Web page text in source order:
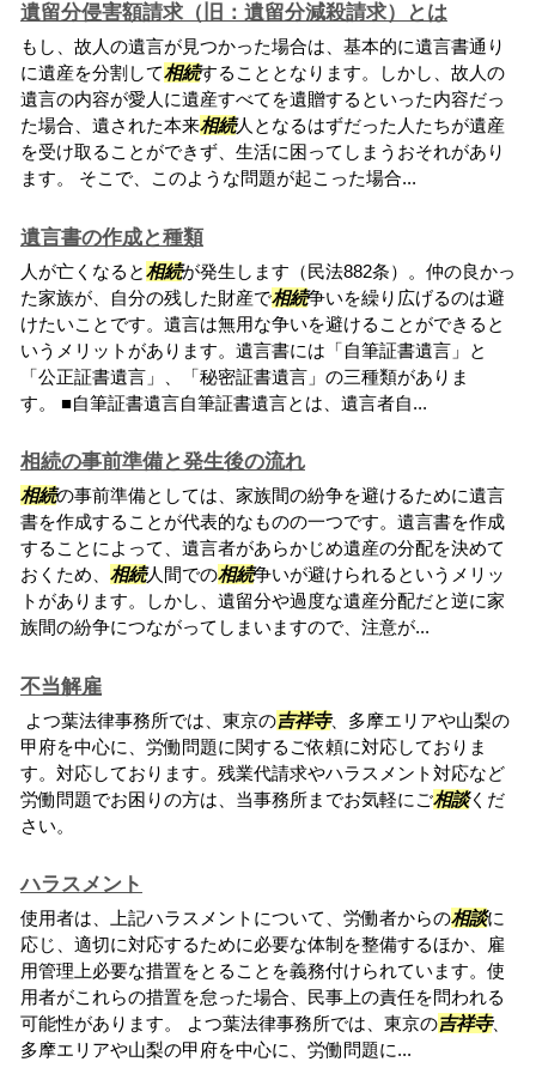
遺留分侵害額請求（旧：遺留分減殺請求）とは
もし、故人の遺言が見つかった場合は、基本的に遺言書通り
に遺産を分割して相続することとなります。しかし、故人の
遺言の内容が愛人に遺産すべてを遺贈するといった内容だっ
た場合、遺された本来相続人となるはずだった人たちが遺産
を受け取ることができず、生活に困ってしまうおそれがあり
ます。 そこで、このような問題が起こった場合...
遺言書の作成と種類
人が亡くなると相続が発生します（民法882条）。仲の良かっ
た家族が、自分の残した財産で相続争いを繰り広げるのは避
けたいことです。遺言は無用な争いを避けることができると
いうメリットがあります。遺言書には「自筆証書遺言」と
「公正証書遺言」、「秘密証書遺言」の三種類がありま
す。 ■自筆証書遺言自筆証書遺言とは、遺言者自...
相続の事前準備と発生後の流れ
相続の事前準備としては、家族間の紛争を避けるために遺言
書を作成することが代表的なものの一つです。遺言書を作成
することによって、遺言者があらかじめ遺産の分配を決めて
おくため、 相続人間での相続争いが避けられるというメリッ
トがあります。しかし、遺留分や過度な遺産分配だと逆に家
族間の紛争につながってしまいますので、注意が...
不当解雇
よつ葉法律事務所では、東京の吉祥寺、多摩エリアや山梨の
甲府を中心に、労働問題に関するご依頼に対応しておりま
す。対応しております。残業代請求やハラスメント対応など
労働問題でお困りの方は、当事務所までお気軽にご相談くだ
さい。
ハラスメント
使用者は、上記ハラスメントについて、労働者からの相談に
応じ、適切に対応するために必要な体制を整備するほか、雇
用管理上必要な措置をとることを義務付けられています。使
用者がこれらの措置を怠った場合、民事上の責任を問われる
可能性があります。 よつ葉法律事務所では、東京の吉祥寺、
多摩エリアや山梨の甲府を中心に、労働問題に...